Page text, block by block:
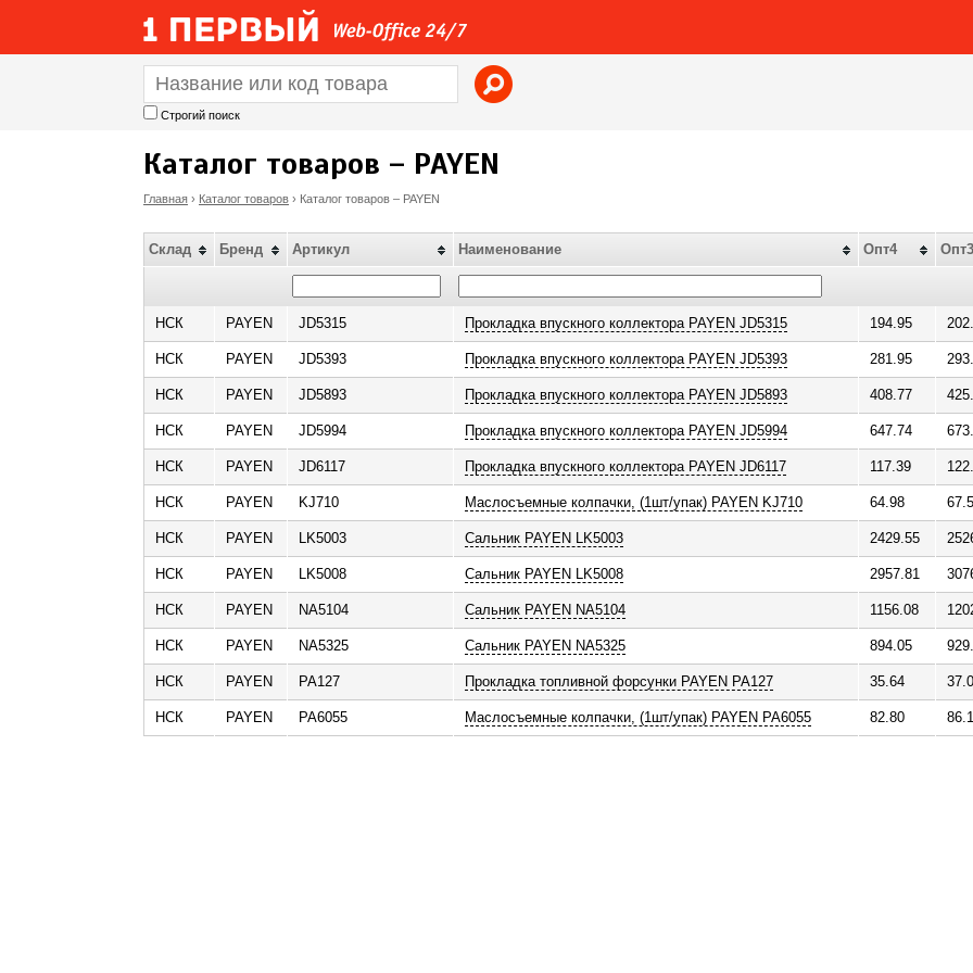
Строгий поиск
Каталог товаров – PAYEN
В
ы
д
е
ь
Главная › Каталог товаров › Каталог товаров – PAYEN
Склад Бренд Артикул Наименование Опт4 Опт3
НСК PAYEN JD5315 Прокладка впускного коллектора PAYEN JD5315 194.95
НСК PAYEN JD5393 Прокладка впускного коллектора PAYEN JD5393 281.95
НСК PAYEN JD5893 Прокладка впускного коллектора PAYEN JD5893 408.77
НСК PAYEN JD5994 Прокладка впускного коллектора PAYEN JD5994 647.74
НСК PAYEN JD6117 Прокладка впускного коллектора PAYEN JD6117 117.39
НСК PAYEN KJ710 Маслосъемные колпачки, (1шт/упак) PAYEN KJ710 64.98
НСК PAYEN LK5003 Сальник PAYEN LK5003 2429.55
НСК PAYEN LK5008 Сальник PAYEN LK5008 2957.81
НСК PAYEN NA5104 Сальник PAYEN NA5104 1156.08
НСК PAYEN NA5325 Сальник PAYEN NA5325 894.05
НСК PAYEN PA127 Прокладка топливной форсунки PAYEN PA127 35.64
НСК PAYEN PA6055 Маслосъемные колпачки, (1шт/упак) PAYEN PA6055 82.80